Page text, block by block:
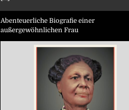
Abenteuerliche Biografie einer
außergewöhnlichen Frau